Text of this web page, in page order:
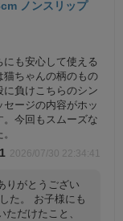
ノンスリップ
も安心して使える
猫ちゃんの柄のもの
負けこちらのシン
ージの内容がホッ
。今回もスムーズな
2026/07/30 22:34:41
りがとうござい
た。 お子様にも
だけたこと、